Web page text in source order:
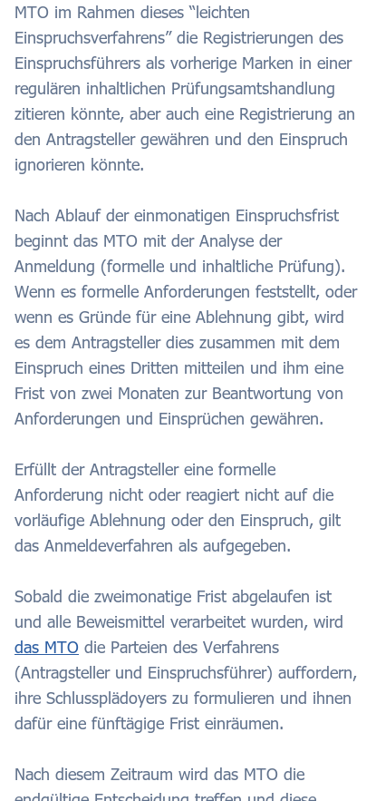
MTO im Rahmen dieses “leichten
Einspruchsverfahrens” die Registrierungen des
Einspruchsführers als vorherige Marken in einer
regulären inhaltlichen Prüfungsamtshandlung
zitieren könnte, aber auch eine Registrierung an
den Antragsteller gewähren und den Einspruch
ignorieren könnte.
Nach Ablauf der einmonatigen Einspruchsfrist
beginnt das MTO mit der Analyse der
Anmeldung (formelle und inhaltliche Prüfung).
Wenn es formelle Anforderungen feststellt, oder
wenn es Gründe für eine Ablehnung gibt, wird
es dem Antragsteller dies zusammen mit dem
Einspruch eines Dritten mitteilen und ihm eine
Frist von zwei Monaten zur Beantwortung von
Anforderungen und Einsprüchen gewähren.
Erfüllt der Antragsteller eine formelle
Anforderung nicht oder reagiert nicht auf die
vorläufige Ablehnung oder den Einspruch, gilt
das Anmeldeverfahren als aufgegeben.
Sobald die zweimonatige Frist abgelaufen ist
und alle Beweismittel verarbeitet wurden, wird
das MTO die Parteien des Verfahrens
(Antragsteller und Einspruchsführer) auffordern,
ihre Schlussplädoyers zu formulieren und ihnen
dafür eine fünftägige Frist einräumen.
Nach diesem Zeitraum wird das MTO die